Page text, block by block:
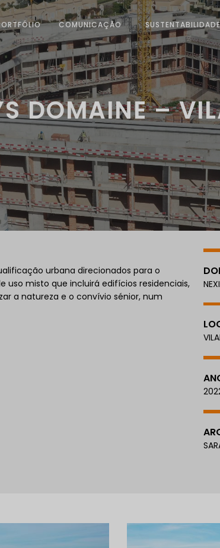
COMUNICAÇÃO SUSTENTABILIDADE
DOMAINE –
urbana direcionados para o
uso misto que incluirá edifícios residenciais,
a natureza e o convívio sénior, num